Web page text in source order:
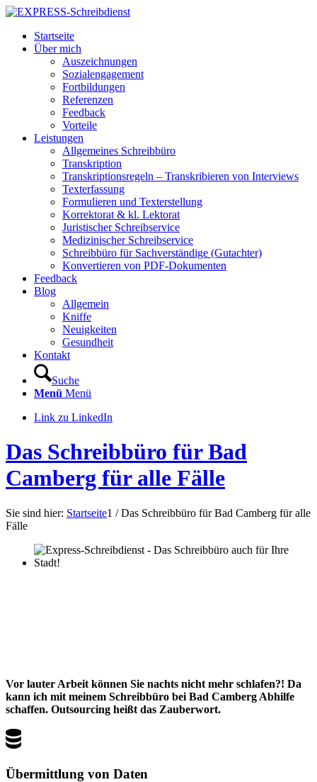
Startseite
Über mich
Auszeichnungen
Sozialengagement
Fortbildungen
Referenzen
Feedback
Vorteile
Leistungen
Allgemeines Schreibbüro
Transkription
Transkriptionsregeln – Transkribieren von Interviews
Texterfassung
Formulieren und Texterstellung
Korrektorat & kl. Lektorat
Juristischer Schreibservice
Medizinischer Schreibservice
Schreibbüro für Sachverständige (Gutachter)
Konvertieren von PDF-Dokumenten
Feedback
Blog
Allgemein
Kniffe
Neuigkeiten
Gesundheit
Kontakt
Suche
Menü Menü
Link zu LinkedIn
Das Schreibbüro für Bad
Camberg für alle Fälle
Sie sind hier: Startseite1 / Das Schreibbüro für Bad Camberg für alle
Fälle
Vor lauter Arbeit können Sie nachts nicht mehr schlafen?! Da
kann ich mit meinem Schreibbüro bei Bad Camberg Abhilfe
schaffen. Outsourcing heißt das Zauberwort.
Übermittlung von Daten